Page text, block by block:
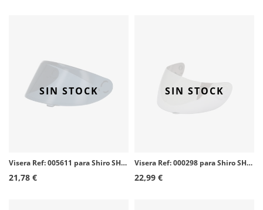
SIN STOCK
Visera Ref: 005611 para Shiro SH-870 color Ahumada
21,78 €
SIN STOCK
Visera Ref: 000298 para Shiro SH-821, 881 y 829 color Espejo Plata
22,99 €